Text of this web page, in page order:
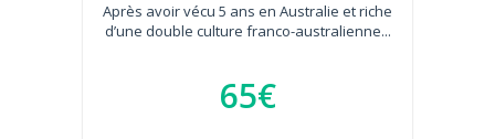
Après avoir vécu 5 ans en Australie et riche
d’une double culture franco-australienne...
65€